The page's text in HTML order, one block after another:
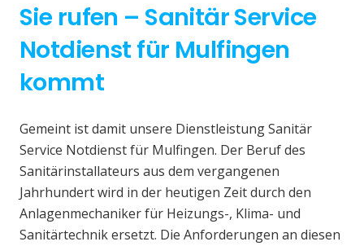
Sie rufen – Sanitär Service
Notdienst für Mulfingen
kommt
Gemeint ist damit unsere Dienstleistung Sanitär
Service Notdienst für Mulfingen. Der Beruf des
Sanitärinstallateurs aus dem vergangenen
Jahrhundert wird in der heutigen Zeit durch den
Anlagenmechaniker für Heizungs-, Klima- und
Sanitärtechnik ersetzt. Die Anforderungen an diesen